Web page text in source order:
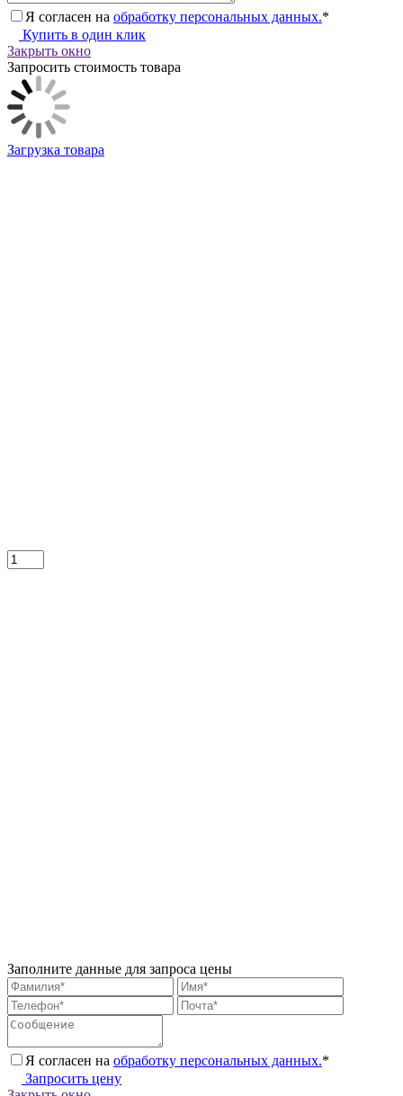
Я согласен на обработку персональных данных.*
Купить в один клик
Закрыть окно
Запросить стоимость товара
Загрузка товара
Заполните данные для запроса цены
Я согласен на обработку персональных данных.*
Запросить цену